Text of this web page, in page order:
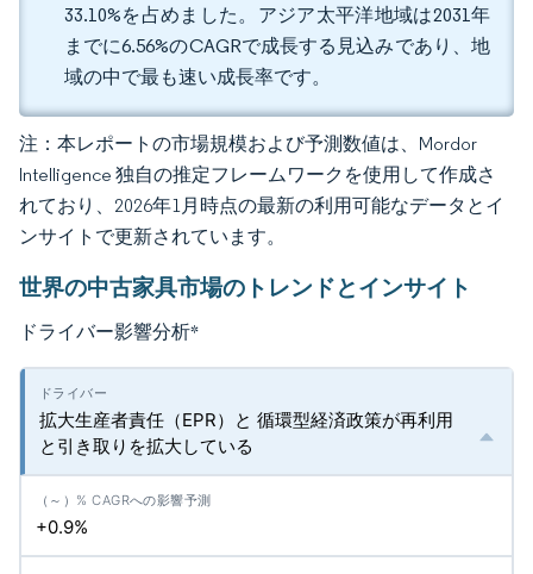
33.10%を占めました。アジア太平洋地域は2031年
までに6.56%のCAGRで成長する見込みであり、地
域の中で最も速い成長率です。
注：本レポートの市場規模および予測数値は、Mordor
Intelligence 独自の推定フレームワークを使用して作成さ
れており、2026年1月時点の最新の利用可能なデータとイ
ンサイトで更新されています。
世界の中古家具市場のトレンドとインサイト
ドライバー影響分析*
拡大生産者責任（EPR）と 循環型経済政策が再利用
と引き取りを拡大している
+0.9%